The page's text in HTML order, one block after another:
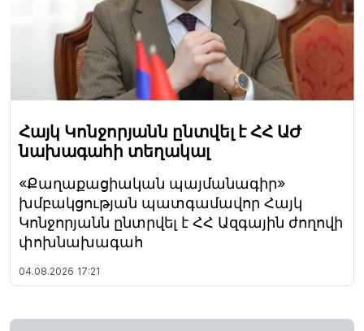
Հայկ Կոնջորյանն ընտվել է ՀՀ ԱԺ
նախագահի տեղակալ
«Քաղաքացիական պայմանագիր»
խմբակցության պատգամավոր Հայկ
Կոնջորյանն ընտրվել է ՀՀ Ազգային ժողովի
փոխնախագահ
04.08.2026 17:21